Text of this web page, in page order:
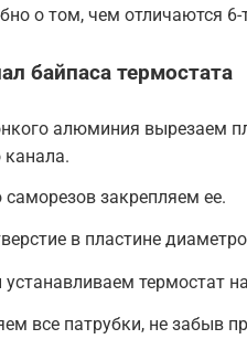
о том, чем отличаются
байпаса термостата
алюминия вырезаем
канала.
закрепляем ее.
в пластине
термостат
все патрубки, не забыв